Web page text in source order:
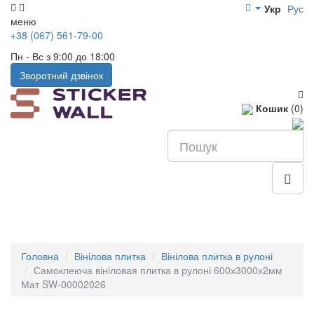
меню
Укр Рус
+38 (067) 561-79-00
Пн - Вс з 9:00 до 18:00
Зворотний дзвінок
Кошик (0)
Головна Вінілова плитка
Вінілова плитка в рулоні
Самоклеюча вініловая плитка в рулоні 600х3000х2мм
Мат SW-00002026